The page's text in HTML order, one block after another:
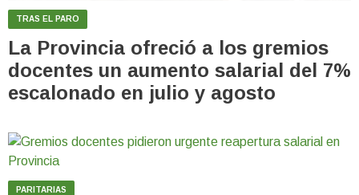
TRAS EL PARO
La Provincia ofreció a los gremios
docentes un aumento salarial del 7%
escalonado en julio y agosto
PARITARIAS